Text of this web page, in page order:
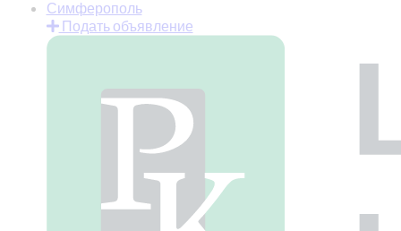
Симферополь
Подать объявление